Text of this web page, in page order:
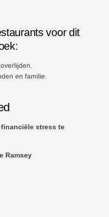
voor dit
en familie.
stress te
Ramsey